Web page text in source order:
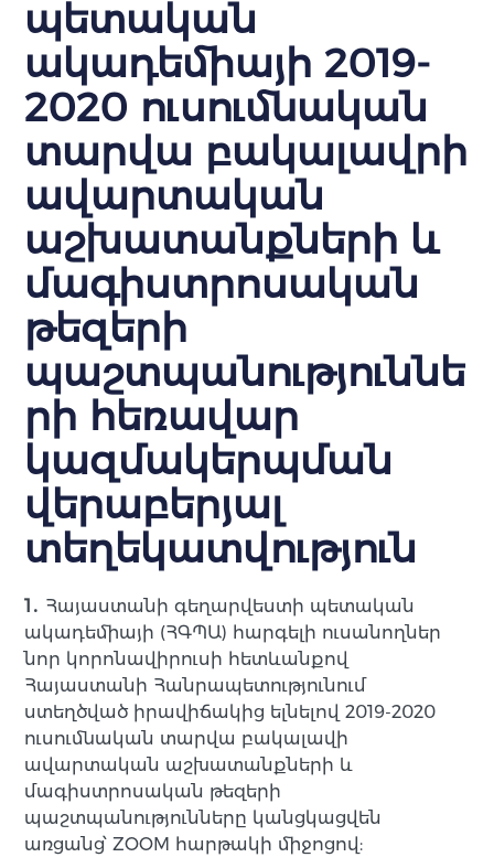
պետական
ակադեմիայի 2019-
2020 ուսումնական
տարվա բակալավրի
ավարտական
աշխատանքների և
մագիստրոսական
թեզերի
պաշտպանություննե
րի հեռավար
կազմակերպման
վերաբերյալ
տեղեկատվություն
1․ Հայաստանի գեղարվեստի պետական
ակադեմիայի (ՀԳՊԱ) հարգելի ուսանողներ
նոր կորոնավիրուսի հետևանքով
Հայաստանի Հանրապետությունում
ստեղծված իրավիճակից ելնելով 2019-2020
ուսումնական տարվա բակալավի
ավարտական աշխատանքների և
մագիստրոսական թեզերի
պաշտպանությունները կանցկացվեն
առցանց՝ ZOOM հարթակի միջոցով: